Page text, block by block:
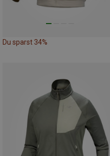
Du sparst 34%